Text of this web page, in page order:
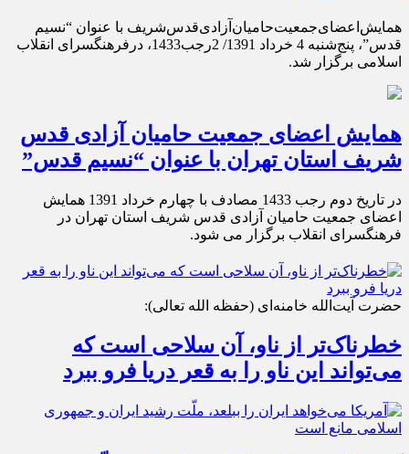
همایش‌اعضای‌جمعیت‌حامیان‌آزادی‌قدس‌شریف با عنوان “نسیم
قدس”،‌ پنج‌شنبه ‌4 ‌خرداد‌ 1391/ 2‌رجب‌1433، در‌فرهنگسرای انقلاب
اسلامی برگزار شد.
همایش اعضای جمعیت حامیان آزادی قدس
شریف استان تهران با عنوان “نسیم قدس”
در تاریخ دوم رجب 1433 مصادف با چهارم خرداد 1391 همایش
اعضای جمعیت حامیان آزادی قدس شریف استان تهران در
فرهنگسرای انقلاب برگزار می شود.
حضرت آیت‌الله خامنه‌ای (حفظه الله تعالی):
خطرناک‌تر از ناو، آن سلاحی است که
می‌تواند این ناو را به قعر دریا فرو ببرد